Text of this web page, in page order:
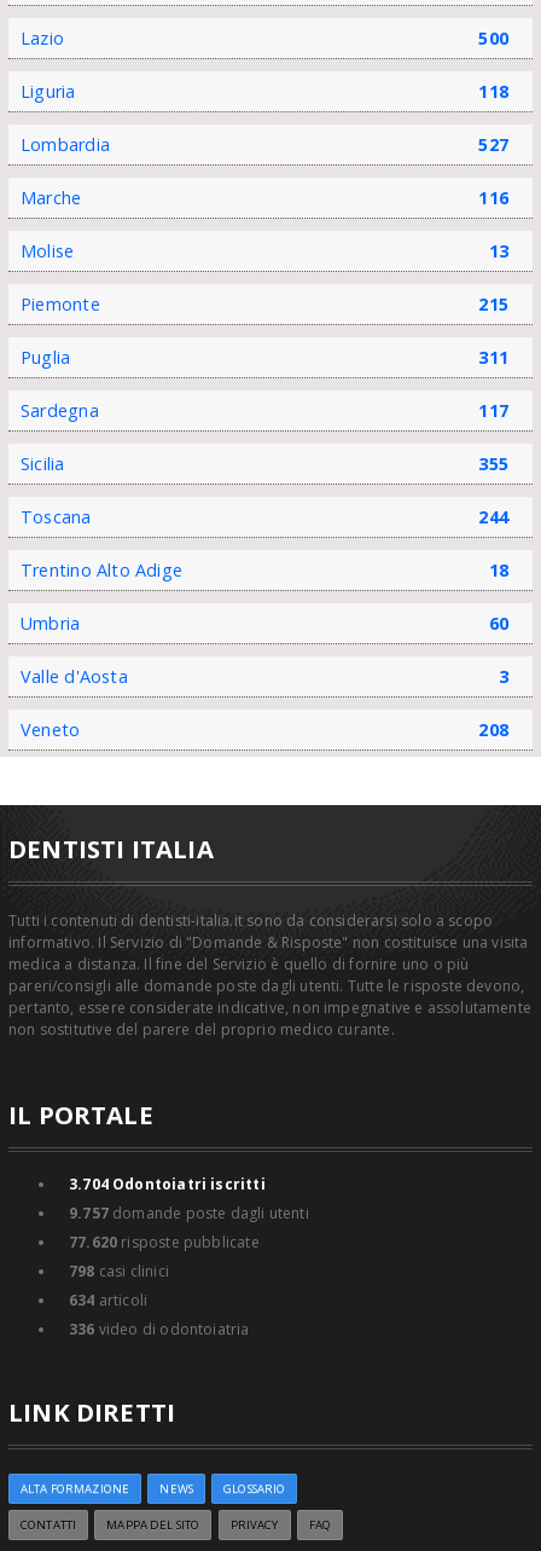
Lazio 500
Liguria 118
Lombardia 527
Marche 116
Molise 13
Piemonte 215
Puglia 311
Sardegna 117
Sicilia 355
Toscana 244
Trentino Alto Adige 18
Umbria 60
Valle d'Aosta 3
Veneto 208
DENTISTI ITALIA
Tutti i contenuti di dentisti-italia.it sono da considerarsi solo a scopo
informativo. Il Servizio di "Domande & Risposte" non costituisce una visita
medica a distanza. Il fine del Servizio è quello di fornire uno o più
pareri/consigli alle domande poste dagli utenti. Tutte le risposte devono,
pertanto, essere considerate indicative, non impegnative e assolutamente
non sostitutive del parere del proprio medico curante.
IL PORTALE
3.704Odontoiatri iscritti
9.757domande poste dagli utenti
77.620 risposte pubblicate
798 casi clinici
634 articoli
336 video di odontoiatria
LINK DIRETTI
ALTA FORMAZIONE NEWS GLOSSARIO
CONTATTI MAPPA DEL SITO PRIVACY FAQ